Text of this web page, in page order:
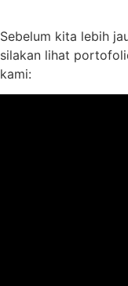
Sebelum kita lebih
silakan lihat
kami: